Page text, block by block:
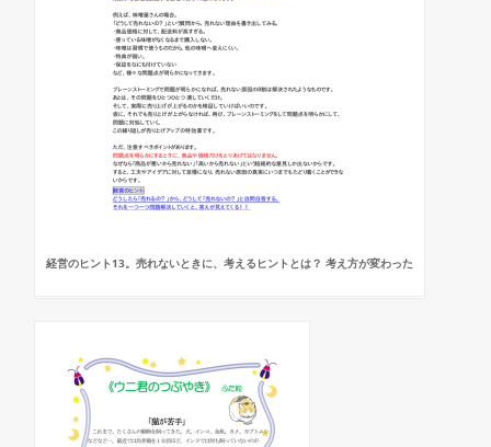
経営のヒント13。売れないときに、考えるヒントとは？ 考え方が変わった